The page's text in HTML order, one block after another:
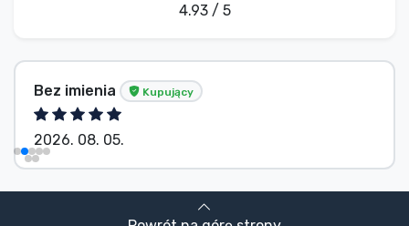
4.93 / 5
Bez imienia Kupujący
2026. 08. 05.